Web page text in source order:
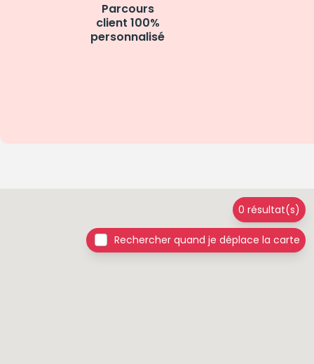
Parcours
client 100%
personnalisé
0 résultat(s)
Rechercher quand je déplace la carte